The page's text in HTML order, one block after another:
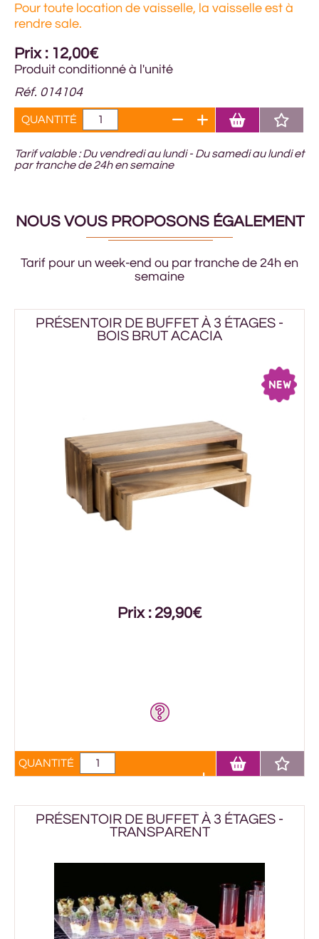
Pour toute location de vaisselle, la vaisselle est à
rendre sale.
Prix : 12,00€
Produit conditionné à l'unité
Réf. 014104
QUANTITÉ
Tarif valable : Du vendredi au lundi - Du samedi au lundi et
par tranche de 24h en semaine
NOUS VOUS PROPOSONS ÉGALEMENT
Tarif pour un week-end ou par tranche de 24h en
semaine
PRÉSENTOIR DE BUFFET À 3 ÉTAGES -
BOIS BRUT ACACIA
Prix : 29,90€
QUANTITÉ
PRÉSENTOIR DE BUFFET À 3 ÉTAGES -
TRANSPARENT